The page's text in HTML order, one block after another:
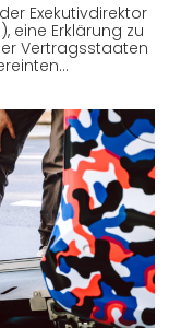
Exekutivdirektor
eine Erklärung zu
Vertragsstaaten